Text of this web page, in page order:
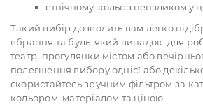
етнічному: кольє з пензликом у
Такий вибір дозволить вам легко
вбрання та будь-який випадок: для
театр, прогулянки містом або
полегшення вибору однієї або
скористайтесь зручним фільтром за
кольором, матеріалом та ціною.